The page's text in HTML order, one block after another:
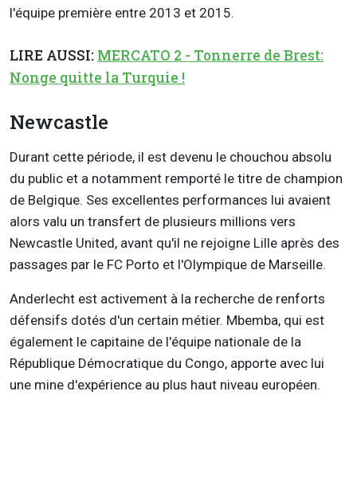
l'équipe première entre 2013 et 2015.
LIRE AUSSI: MERCATO 2 - Tonnerre de Brest:
Nonge quitte la Turquie !
Newcastle
Durant cette période, il est devenu le chouchou absolu
du public et a notamment remporté le titre de champion
de Belgique. Ses excellentes performances lui avaient
alors valu un transfert de plusieurs millions vers
Newcastle United, avant qu'il ne rejoigne Lille après des
passages par le FC Porto et l'Olympique de Marseille.
Anderlecht est activement à la recherche de renforts
défensifs dotés d'un certain métier. Mbemba, qui est
également le capitaine de l'équipe nationale de la
République Démocratique du Congo, apporte avec lui
une mine d'expérience au plus haut niveau européen.